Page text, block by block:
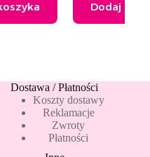
Dodaj do koszyka
Dostawa / Płatności
Koszty dostawy
Reklamacje
Zwroty
Płatności